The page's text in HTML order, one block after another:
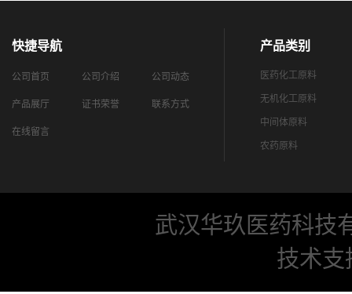
快捷导航
公司首页 公司介绍 公司动态
产品展厅 证书荣誉 联系方式
在线留言
产品类别
医药化工原料
无机化工原料
中间体原料
农药原料
武汉华玖医药科技
技术